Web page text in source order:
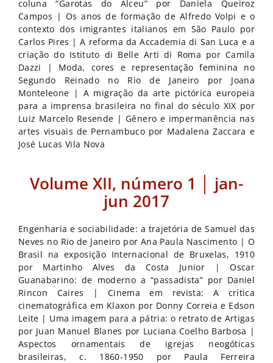
coluna “Garotas do Alceu” por Daniela Queiroz
Campos | Os anos de formação de Alfredo Volpi e o
contexto dos imigrantes italianos em São Paulo por
Carlos Pires | A reforma da Accademia di San Luca e a
criação do Istituto di Belle Arti di Roma por Camila
Dazzi | Moda, cores e representação feminina no
Segundo Reinado no Rio de Janeiro por Joana
Monteleone | A migração da arte pictórica europeia
para a imprensa brasileira no final do século XIX por
Luiz Marcelo Resende | Gênero e impermanência nas
artes visuais de Pernambuco por Madalena Zaccara e
José Lucas Vila Nova
Volume XII, número 1 │ jan-
jun 2017
Engenharia e sociabilidade: a trajetória de Samuel das
Neves no Rio de Janeiro por Ana Paula Nascimento | O
Brasil na exposição Internacional de Bruxelas, 1910
por Martinho Alves da Costa Junior | Oscar
Guanabarino: de moderno a “passadista” por Daniel
Rincon Caires | Cinema em revista: A crítica
cinematográfica em Klaxon por Donny Correia e Edson
Leite | Uma imagem para a pátria: o retrato de Artigas
por Juan Manuel Blanes por Luciana Coelho Barbosa |
Aspectos ornamentais de igrejas neogóticas
brasileiras, c. 1860-1950 por Paula Ferreira